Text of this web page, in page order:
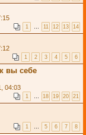
1 … 11 12 13 14
1 2 3 4 5 6
вы себе
04:03
1 … 18 19 20 21
1 … 5 6 7 8